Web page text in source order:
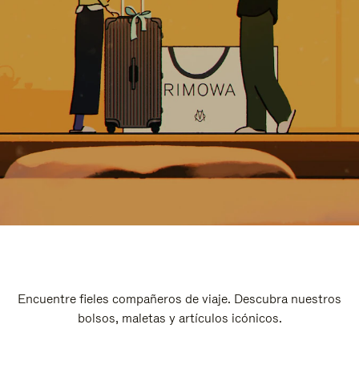
Encuentre fieles compañeros de viaje. Descubra nuestros
bolsos, maletas y artículos icónicos.